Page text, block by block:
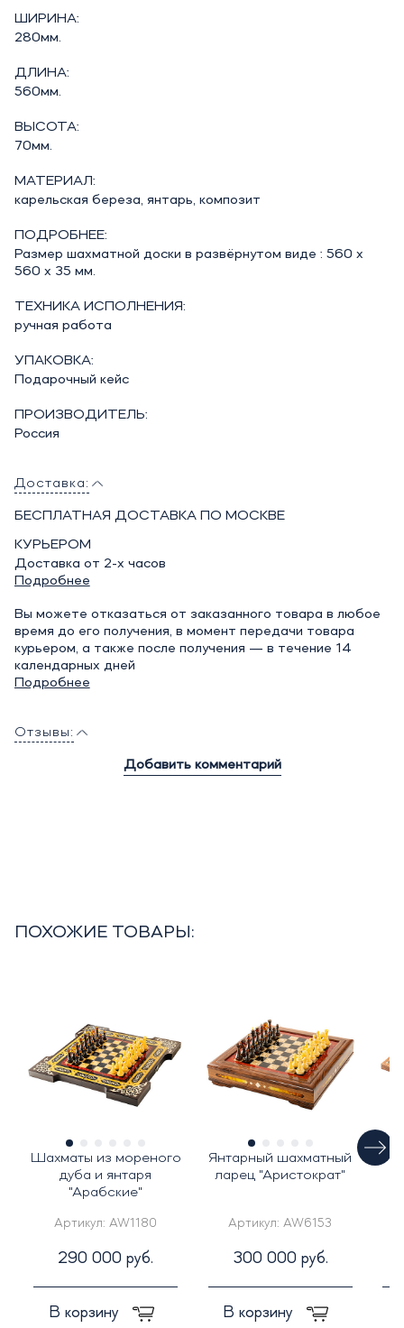
ШИРИНА:
280мм.
ДЛИНА:
560мм.
ВЫСОТА:
70мм.
МАТЕРИАЛ:
карельская береза, янтарь, композит
ПОДРОБНЕЕ:
Размер шахматной доски в развёрнутом виде : 560 х
560 х 35 мм.
ТЕХНИКА ИСПОЛНЕНИЯ:
ручная работа
УПАКОВКА:
Подарочный кейс
ПРОИЗВОДИТЕЛЬ:
Россия
Доставка:
БЕСПЛАТНАЯ ДОСТАВКА ПО МОСКВЕ
КУРЬЕРОМ
Доставка от 2-х часов
Подробнее
Вы можете отказаться от заказанного товара в любое
время до его получения, в момент передачи товара
курьером, а также после получения — в течение 14
календарных дней
Подробнее
Отзывы:
Добавить комментарий
ПОХОЖИЕ ТОВАРЫ:
Шахматы из мореного
дуба и янтаря
"Арабские"
Артикул: AW1180
290 000 руб.
В корзину
Янтарный шахматный
ларец "Аристократ"
Артикул: AW6153
300 000 руб.
В корзину